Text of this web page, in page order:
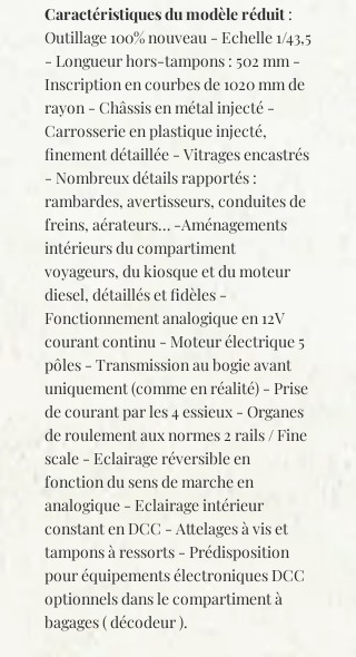
Caractéristiques du modèle réduit :
Outillage 100% nouveau - Echelle 1/43,5
- Longueur hors-tampons : 502 mm -
Inscription en courbes de 1020 mm de
rayon - Châssis en métal injecté -
Carrosserie en plastique injecté,
finement détaillée - Vitrages encastrés
- Nombreux détails rapportés :
rambardes, avertisseurs, conduites de
freins, aérateurs… -Aménagements
intérieurs du compartiment
voyageurs, du kiosque et du moteur
diesel, détaillés et fidèles -
Fonctionnement analogique en 12V
courant continu - Moteur électrique 5
pôles - Transmission au bogie avant
uniquement (comme en réalité) - Prise
de courant par les 4 essieux - Organes
de roulement aux normes 2 rails / Fine
scale - Eclairage réversible en
fonction du sens de marche en
analogique - Eclairage intérieur
constant en DCC - Attelages à vis et
tampons à ressorts - Prédisposition
pour équipements électroniques DCC
optionnels dans le compartiment à
bagages ( décodeur ).